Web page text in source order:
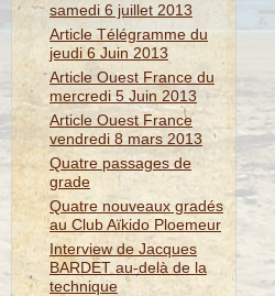
samedi 6 juillet 2013
Article Télégramme du
jeudi 6 Juin 2013
Article Ouest France du
mercredi 5 Juin 2013
Article Ouest France
vendredi 8 mars 2013
Quatre passages de
grade
Quatre nouveaux gradés
au Club Aïkido Ploemeur
Interview de Jacques
BARDET au-delà de la
technique